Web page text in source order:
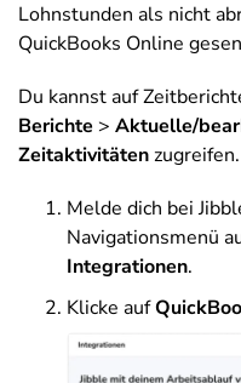
Lohnstunden als nicht
QuickBooks Online
Du kannst auf
Berichte > Aktuelle/
Zeitaktivitätenzugreifen.
Melde dich bei
Navigationsmenü
Integrationen.
Klicke auf